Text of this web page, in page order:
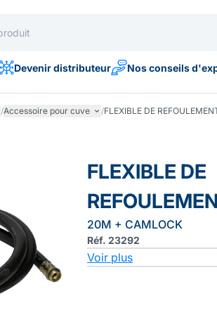
Devenir distributeur Nos conseils
/Accessoire pour cuve /FLEXIBLE DE
FLEXIBLE DE
20M + CAMLOCK
Réf. 23292
Voir plus